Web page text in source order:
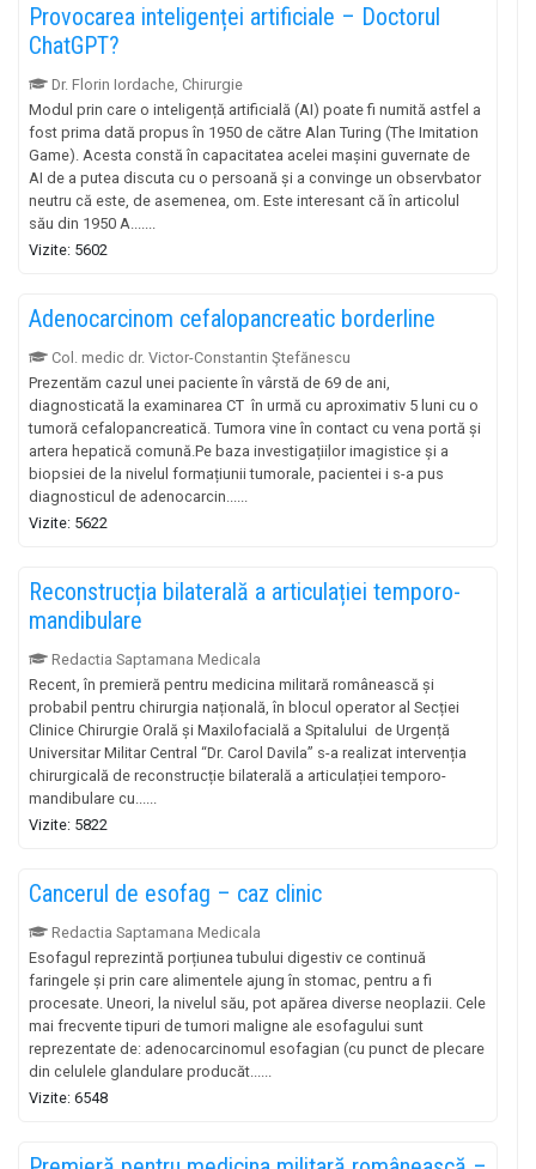
Provocarea inteligenței artificiale – Doctorul
ChatGPT?
Dr. Florin Iordache, Chirurgie
Modul prin care o inteligență artificială (AI) poate fi numită astfel a
fost prima dată propus în 1950 de către Alan Turing (The Imitation
Game). Acesta constă în capacitatea acelei mașini guvernate de
AI de a putea discuta cu o persoană și a convinge un observbator
neutru că este, de asemenea, om. Este interesant că în articolul
său din 1950 A.......
Vizite: 5602
Adenocarcinom cefalopancreatic borderline
Col. medic dr. Victor-Constantin Ştefănescu
Prezentăm cazul unei paciente în vârstă de 69 de ani,
diagnosticată la examinarea CT în urmă cu aproximativ 5 luni cu o
tumoră cefalopancreatică. Tumora vine în contact cu vena portă și
artera hepatică comună.Pe baza investigațiilor imagistice și a
biopsiei de la nivelul formațiunii tumorale, pacientei i s-a pus
diagnosticul de adenocarcin......
Vizite: 5622
Reconstrucția bilaterală a articulației temporo-
mandibulare
Redactia Saptamana Medicala
Recent, în premieră pentru medicina militară românească și
probabil pentru chirurgia națională, în blocul operator al Secției
Clinice Chirurgie Orală și Maxilofacială a Spitalului de Urgență
Universitar Militar Central “Dr. Carol Davila” s-a realizat intervenția
chirurgicală de reconstrucție bilaterală a articulației temporo-
mandibulare cu......
Vizite: 5822
Cancerul de esofag – caz clinic
Redactia Saptamana Medicala
Esofagul reprezintă porțiunea tubului digestiv ce continuă
faringele și prin care alimentele ajung în stomac, pentru a fi
procesate. Uneori, la nivelul său, pot apărea diverse neoplazii. Cele
mai frecvente tipuri de tumori maligne ale esofagului sunt
reprezentate de: adenocarcinomul esofagian (cu punct de plecare
din celulele glandulare producăt......
Vizite: 6548